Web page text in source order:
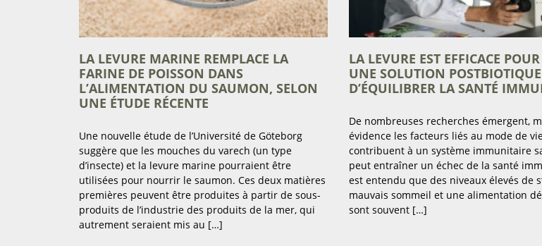
LA LEVURE MARINE REMPLACE LA
FARINE DE POISSON DANS
L’ALIMENTATION DU SAUMON, SELON
UNE ÉTUDE RÉCENTE
Une nouvelle étude de l’Université de Göteborg
suggère que les mouches du varech (un type
d’insecte) et la levure marine pourraient être
utilisées pour nourrir le saumon. Ces deux matières
premières peuvent être produites à partir de sous-
produits de l’industrie des produits de la mer, qui
autrement seraient mis au […]
LA LEVURE EST EFFICACE POUR
UNE SOLUTION
D’ÉQUILIBRER LA SANTÉ
De nombreuses recherches émergent,
évidence les facteurs liés au mode de
contribuent à un système immunitaire
peut entraîner un échec de la santé
est entendu que des niveaux élevés de
mauvais sommeil et une alimentation
sont souvent […]